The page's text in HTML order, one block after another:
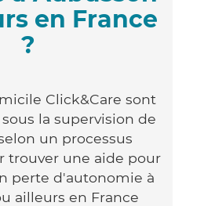
en France
?
Click&Care sont
la supervision de
un processus
trouver une aide pour
perte d'autonomie à
ailleurs en France